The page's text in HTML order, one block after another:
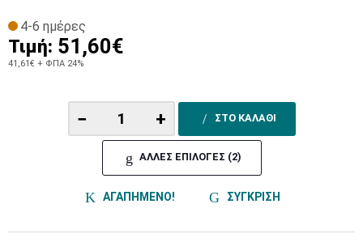
4-6 ημέρες
Τιμή: 51,60€
41,61€ + ΦΠΑ 24%
− + ΣΤΟ ΚΑΛΑΘΙ
ΑΛΛΕΣ ΕΠΙΛΟΓΕΣ (2)
ΑΓΑΠΗΜΕΝΟ! ΣΥΓΚΡΙΣΗ